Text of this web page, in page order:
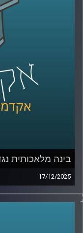
בפרק הזה של
ראש החטיבה לניהול
לקיימות מייסודן של
רייכמן. פרופ’ יאיר
והחלל, שמתמחה
אטמוספירי
חלל שבוחנים את
כולל ניסויי החלל עם
בעולם של חוסר
והדור הצעיר בעשור
קרדיט תמונות:
בינה מלאכותית
17/12/2025
בפרק הזה אנחנו
המתקדמים ביותר